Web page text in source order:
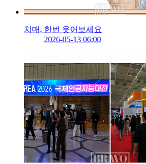
치매, 한번 웃어보세요
2026-05-13 06:00